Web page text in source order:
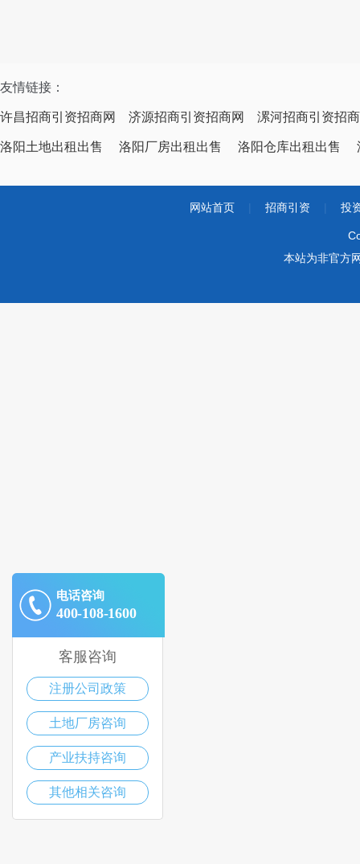
友情链接：
许昌招商引资招商网 济源招商引资招商网 漯河招商引资招
洛阳土地出租出售 洛阳厂房出租出售 洛阳仓库出租出售
网站首页 招商引资 投
本站为非官方
电话咨询
400-108-1600
客服咨询
注册公司政策
土地厂房咨询
产业扶持咨询
其他相关咨询